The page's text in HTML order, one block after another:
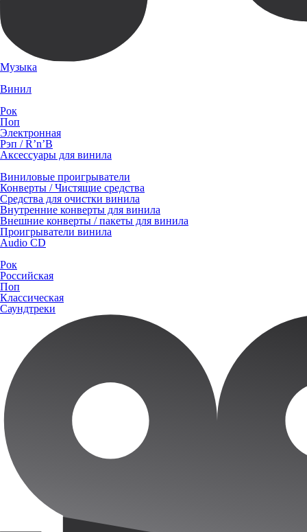
Музыка
Винил
Рок
Поп
Электронная
Рэп / R’n’B
Аксессуары для винила
Виниловые проигрыватели
Конверты / Чистящие средства
Средства для очистки винила
Внутренние конверты для винила
Внешние конверты / пакеты для винила
Проигрыватели винила
Audio CD
Рок
Российская
Поп
Классическая
Саундтреки